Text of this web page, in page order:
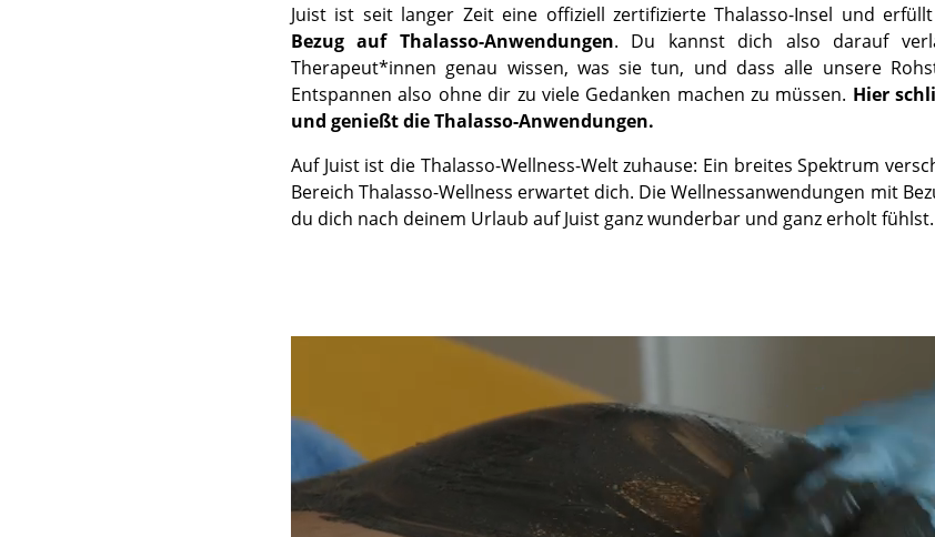
Juist ist seit langer Zeit eine offiziell zertifizierte Thalasso-Insel und
Bezug auf Thalasso-Anwendungen. Du kannst dich also darauf
Therapeut*innen genau wissen, was sie tun, und dass alle unsere
Entspannen also ohne dir zu viele Gedanken machen zu müssen. Hier
und genießt die Thalasso-Anwendungen.
Auf Juist ist die Thalasso-Wellness-Welt zuhause: Ein breites Spektrum
Bereich Thalasso-Wellness erwartet dich. Die Wellnessanwendungen mit
du dich nach deinem Urlaub auf Juist ganz wunderbar und ganz erholt fühlst.